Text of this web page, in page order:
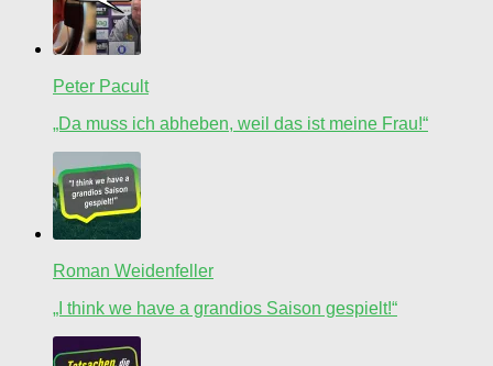
Peter Pacult
„Da muss ich abheben, weil das ist meine Frau!“
Roman Weidenfeller
„I think we have a grandios Saison gespielt!“